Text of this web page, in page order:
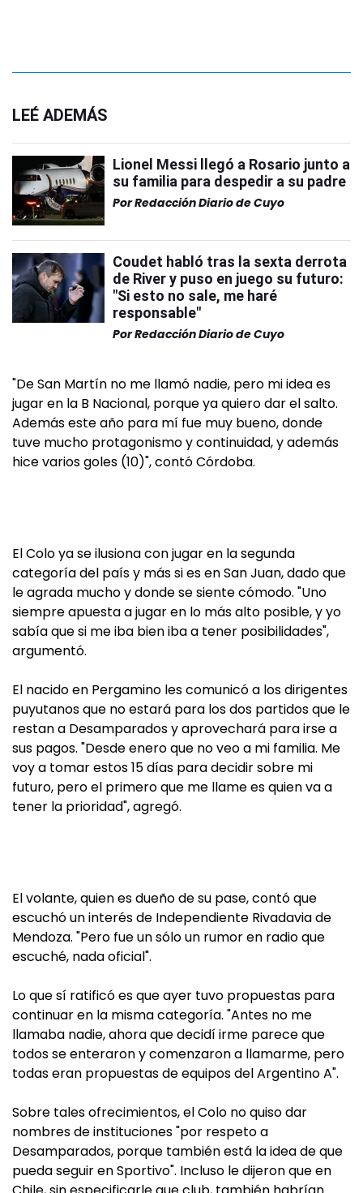
LEÉ ADEMÁS
Lionel Messi llegó a Rosario junto a
su familia para despedir a su padre
PorRedacción Diario de Cuyo
Coudet habló tras la sexta derrota
de River y puso en juego su futuro:
"Si esto no sale, me haré
responsable"
PorRedacción Diario de Cuyo
"De San Martín no me llamó nadie, pero mi idea es
jugar en la B Nacional, porque ya quiero dar el salto.
Además este año para mí fue muy bueno, donde
tuve mucho protagonismo y continuidad, y además
hice varios goles (10)", contó Córdoba.
El Colo ya se ilusiona con jugar en la segunda
categoría del país y más si es en San Juan, dado que
le agrada mucho y donde se siente cómodo. "Uno
siempre apuesta a jugar en lo más alto posible, y yo
sabía que si me iba bien iba a tener posibilidades",
argumentó.
El nacido en Pergamino les comunicó a los dirigentes
puyutanos que no estará para los dos partidos que le
restan a Desamparados y aprovechará para irse a
sus pagos. "Desde enero que no veo a mi familia. Me
voy a tomar estos 15 días para decidir sobre mi
futuro, pero el primero que me llame es quien va a
tener la prioridad", agregó.
El volante, quien es dueño de su pase, contó que
escuchó un interés de Independiente Rivadavia de
Mendoza. "Pero fue un sólo un rumor en radio que
escuché, nada oficial".
Lo que sí ratificó es que ayer tuvo propuestas para
continuar en la misma categoría. "Antes no me
llamaba nadie, ahora que decidí irme parece que
todos se enteraron y comenzaron a llamarme, pero
todas eran propuestas de equipos del Argentino A".
Sobre tales ofrecimientos, el Colo no quiso dar
nombres de instituciones "por respeto a
Desamparados, porque también está la idea de que
pueda seguir en Sportivo". Incluso le dijeron que en